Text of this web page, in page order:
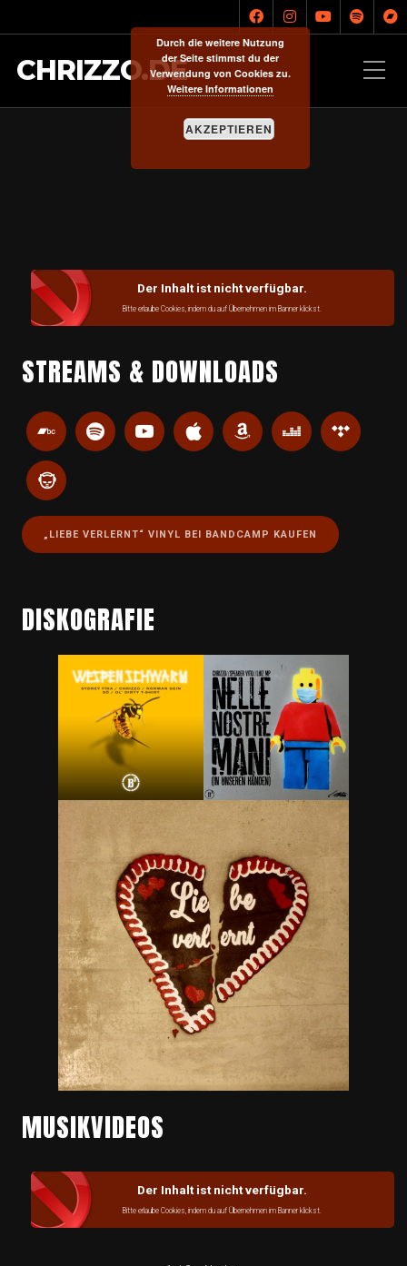
CHRIZZO.DE
Der Inhalt ist nicht verfügbar.
Bitte erlaube Cookies, indem du auf Übernehmen im Banner klickst.
STREAMS & DOWNLOADS
„LIEBE VERLERNT“ VINYL BEI BANDCAMP KAUFEN
DISKOGRAFIE
MUSIKVIDEOS
Der Inhalt ist nicht verfügbar.
Bitte erlaube Cookies, indem du auf Übernehmen im Banner klickst.
Durch die weitere Nutzung
der Seite stimmst du der
Verwendung von Cookies zu.
Weitere Informationen
AKZEPTIEREN